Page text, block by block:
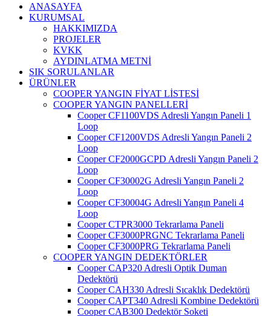
ANASAYFA
KURUMSAL
HAKKIMIZDA
PROJELER
KVKK
AYDINLATMA METNİ
SIK SORULANLAR
ÜRÜNLER
COOPER YANGIN FİYAT LİSTESİ
COOPER YANGIN PANELLERİ
Cooper CF1100VDS Adresli Yangın Paneli 1
Loop
Cooper CF1200VDS Adresli Yangın Paneli 2
Loop
Cooper CF2000GCPD Adresli Yangın Paneli 2
Loop
Cooper CF30002G Adresli Yangın Paneli 2
Loop
Cooper CF30004G Adresli Yangın Paneli 4
Loop
Cooper CTPR3000 Tekrarlama Paneli
Cooper CF3000PRGNC Tekrarlama Paneli
Cooper CF3000PRG Tekrarlama Paneli
COOPER YANGIN DEDEKTÖRLER
Cooper CAP320 Adresli Optik Duman
Dedektörü
Cooper CAH330 Adresli Sıcaklık Dedektörü
Cooper CAPT340 Adresli Kombine Dedektörü
Cooper CAB300 Dedektör Soketi